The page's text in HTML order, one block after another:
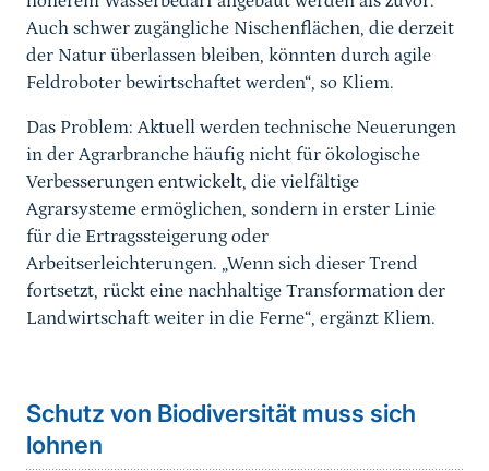
Auch schwer zugängliche Nischenflächen, die derzeit
der Natur überlassen bleiben, könnten durch agile
Feldroboter bewirtschaftet werden“, so Kliem.
Das Problem: Aktuell werden technische Neuerungen
in der Agrarbranche häufig nicht für ökologische
Verbesserungen entwickelt, die vielfältige
Agrarsysteme ermöglichen, sondern in erster Linie
für die Ertragssteigerung oder
Arbeitserleichterungen. „Wenn sich dieser Trend
fortsetzt, rückt eine nachhaltige Transformation der
Landwirtschaft weiter in die Ferne“, ergänzt Kliem.
Schutz von Biodiversität muss sich
lohnen